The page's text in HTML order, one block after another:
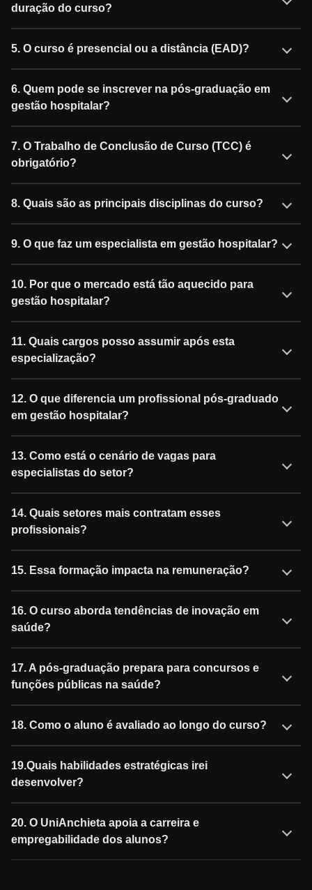
duração do curso?
5. O curso é presencial ou a distância (EAD)?
6. Quem pode se inscrever na pós-graduação em
gestão hospitalar?
7. O Trabalho de Conclusão de Curso (TCC) é
obrigatório?
8. Quais são as principais disciplinas do curso?
9. O que faz um especialista em gestão hospitalar?
10. Por que o mercado está tão aquecido para
gestão hospitalar?
11. Quais cargos posso assumir após esta
especialização?
12. O que diferencia um profissional pós-graduado
em gestão hospitalar?
13. Como está o cenário de vagas para
especialistas do setor?
14. Quais setores mais contratam esses
profissionais?
15. Essa formação impacta na remuneração?
16. O curso aborda tendências de inovação em
saúde?
17. A pós-graduação prepara para concursos e
funções públicas na saúde?
18. Como o aluno é avaliado ao longo do curso?
19.Quais habilidades estratégicas irei
desenvolver?
20. O UniAnchieta apoia a carreira e
empregabilidade dos alunos?